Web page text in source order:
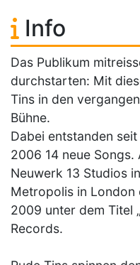
Info
Das Publikum
durchstarten: Mit
Tins in den
Bühne.
Dabei entstanden
2006 14 neue Songs.
Neuwerk 13 Studios
Metropolis in London
2009 unter dem Titel
Records.